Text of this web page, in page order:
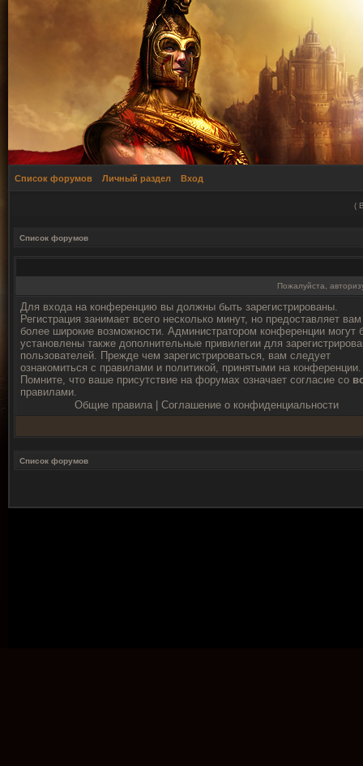
Список форумов Личный раздел Вход
(
Список форумов
Пожалуйста,
Для входа на конференцию вы должны быть зарегистрированы.
Регистрация занимает всего несколько минут, но предоставляет вам
более широкие возможности. Администратором конференции могут
установлены также дополнительные привилегии для
пользователей. Прежде чем зарегистрироваться, вам следует
ознакомиться с правилами и политикой, принятыми на конференции.
Помните, что ваше присутствие на форумах означает согласие со
правилами.
Общие правила| Соглашение о конфиденциальности
Список форумов